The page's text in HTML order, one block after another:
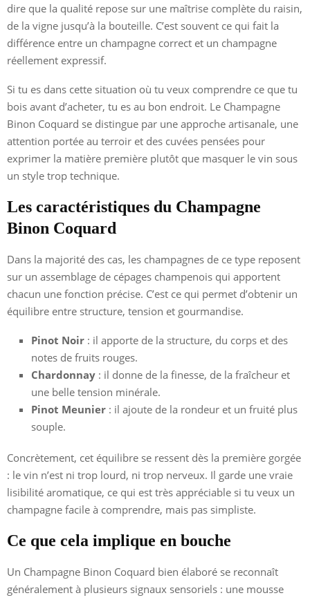
dire que la qualité repose sur une maîtrise complète du raisin,
de la vigne jusqu’à la bouteille. C’est souvent ce qui fait la
différence entre un champagne correct et un champagne
réellement expressif.
Si tu es dans cette situation où tu veux comprendre ce que tu
bois avant d’acheter, tu es au bon endroit. Le Champagne
Binon Coquard se distingue par une approche artisanale, une
attention portée au terroir et des cuvées pensées pour
exprimer la matière première plutôt que masquer le vin sous
un style trop technique.
Les caractéristiques du Champagne
Binon Coquard
Dans la majorité des cas, les champagnes de ce type reposent
sur un assemblage de cépages champenois qui apportent
chacun une fonction précise. C’est ce qui permet d’obtenir un
équilibre entre structure, tension et gourmandise.
Pinot Noir : il apporte de la structure, du corps et des
notes de fruits rouges.
Chardonnay : il donne de la finesse, de la fraîcheur et
une belle tension minérale.
Pinot Meunier : il ajoute de la rondeur et un fruité plus
souple.
Concrètement, cet équilibre se ressent dès la première gorgée
: le vin n’est ni trop lourd, ni trop nerveux. Il garde une vraie
lisibilité aromatique, ce qui est très appréciable si tu veux un
champagne facile à comprendre, mais pas simpliste.
Ce que cela implique en bouche
Un Champagne Binon Coquard bien élaboré se reconnaît
généralement à plusieurs signaux sensoriels : une mousse